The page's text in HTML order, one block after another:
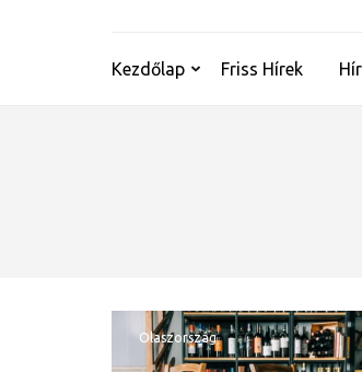
Kezdőlap Friss Hírek
Olaszország